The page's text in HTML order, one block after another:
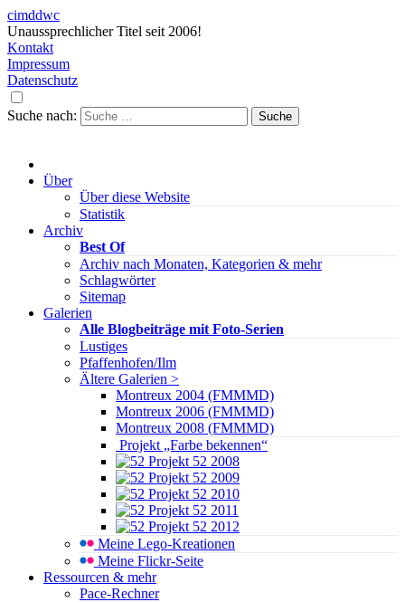
cimddwc
Unaussprechlicher Titel seit 2006!
Kontakt
Impressum
Datenschutz
Suche nach:
Über
Über diese Website
Statistik
Archiv
Best Of
Archiv nach Monaten, Kategorien & mehr
Schlagwörter
Sitemap
Galerien
Alle Blogbeiträge mit Foto-Serien
Lustiges
Pfaffenhofen/Ilm
Ältere Galerien >
Montreux 2004 (FMMMD)
Montreux 2006 (FMMMD)
Montreux 2008 (FMMMD)
Projekt „Farbe bekennen“
Projekt 52 2008
Projekt 52 2009
Projekt 52 2010
Projekt 52 2011
Projekt 52 2012
Meine Lego-Kreationen
Meine Flickr-Seite
Ressourcen & mehr
Pace-Rechner